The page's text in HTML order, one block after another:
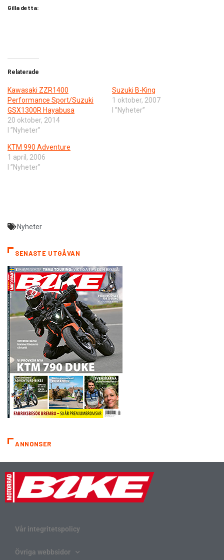
Gilla detta:
Relaterade
Kawasaki ZZR1400
Performance Sport/Suzuki
GSX1300R Hayabusa
20 oktober, 2014
I ”Nyheter”
Suzuki B-King
1 oktober, 2007
I ”Nyheter”
KTM 990 Adventure
1 april, 2006
I ”Nyheter”
Nyheter
SENASTE UTGÅVAN
ANNONSER
Vår integritetspolicy
Övriga webbsidor